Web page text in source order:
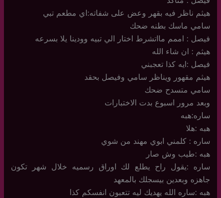
هيثم ناظر فيه بقهر وعض على شفاته:اي مطعم تبي
سامي ماسك بطنه ضحك
فيصل : اممم مااتشرط اختار الي تبيه وودينا يلا بسرعه
هيثم : ان شاء الله
فيصل :ايه كذا تعجبني
هيثم مقهور ويناظر سامي وفيصل بحقد
سامي متسدح ضحك
وبعد مرور اسبوع بدت الاختبارات
ساره:هبه
هبه :هلا
ساره : كلمني ابوي مهند من شوي
هبه :طيب وش صار
ساره :يقول راح يطلع لك اوراق رسميه خلال شهر تكون
جاهزه وبعدين بيسجلك بالمعهد
هبه :ساره الله يهديك ليه تتعبون انفسكم كذا